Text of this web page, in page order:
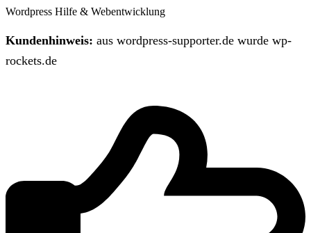
Wordpress Hilfe & Webentwicklung
Kundenhinweis: aus wordpress-supporter.de wurde wp-
rockets.de